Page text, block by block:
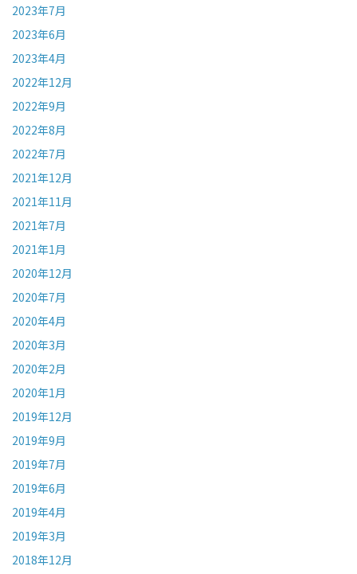
2023年7月
2023年6月
2023年4月
2022年12月
2022年9月
2022年8月
2022年7月
2021年12月
2021年11月
2021年7月
2021年1月
2020年12月
2020年7月
2020年4月
2020年3月
2020年2月
2020年1月
2019年12月
2019年9月
2019年7月
2019年6月
2019年4月
2019年3月
2018年12月